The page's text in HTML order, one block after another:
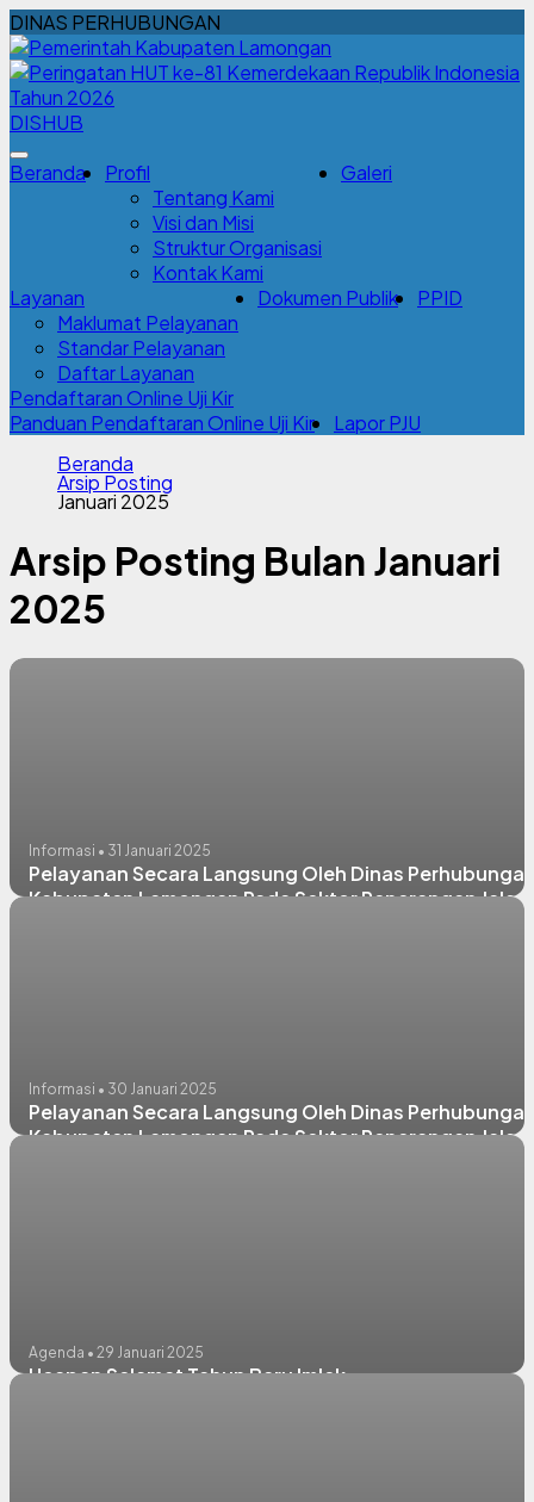
DINAS PERHUBUNGAN
DISHUB
Beranda
Profil
Tentang Kami
Visi dan Misi
Struktur Organisasi
Kontak Kami
Galeri
Layanan
Maklumat Pelayanan
Standar Pelayanan
Daftar Layanan
Dokumen Publik PPID
Pendaftaran Online Uji Kir
Panduan Pendaftaran Online Uji Kir
Lapor PJU
Beranda
Arsip Posting
Januari 2025
Arsip Posting Bulan Januari
2025
Informasi • 31 Januari 2025
Pelayanan Secara Langsung Oleh Dinas
Kabupaten Lamongan Pada Sektor Penerangan Jalan
Informasi • 30 Januari 2025
Pelayanan Secara Langsung Oleh Dinas
Kabupaten Lamongan Pada Sektor Penerangan Jalan
Agenda • 29 Januari 2025
Ucapan Selamat Tahun Baru Imlek